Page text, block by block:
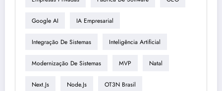
Google AI IA Empresarial
Integração De Sistemas Inteligência Artificial
Modernização De Sistemas MVP Natal
Next.js Node.js OT3N Brasil